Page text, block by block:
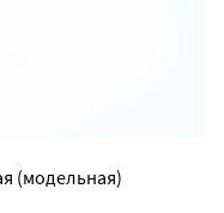
(модельная)